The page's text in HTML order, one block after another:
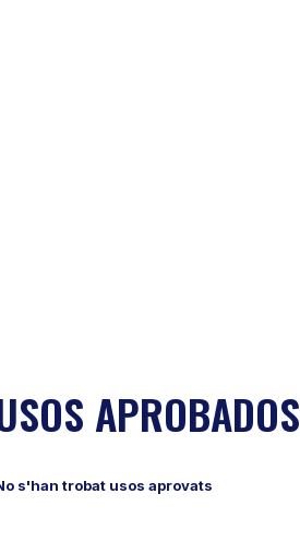
APROBADOS
s'han trobat usos aprovats